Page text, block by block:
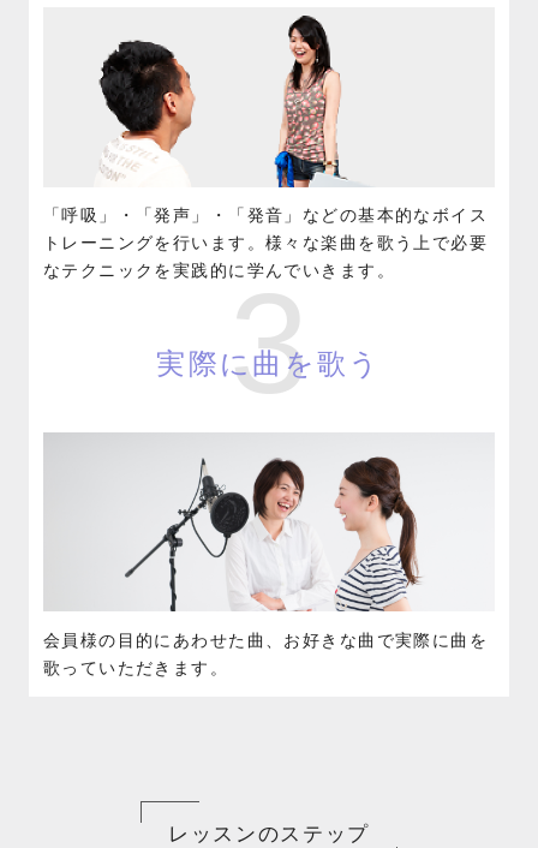
「呼吸」・「発声」・「発音」などの基本的なボイス
トレーニングを行います。様々な楽曲を歌う上で必要
なテクニックを実践的に学んでいきます。
3
実際に曲を歌う
会員様の目的にあわせた曲、お好きな曲で実際に曲を
歌っていただきます。
レッスンのステップ